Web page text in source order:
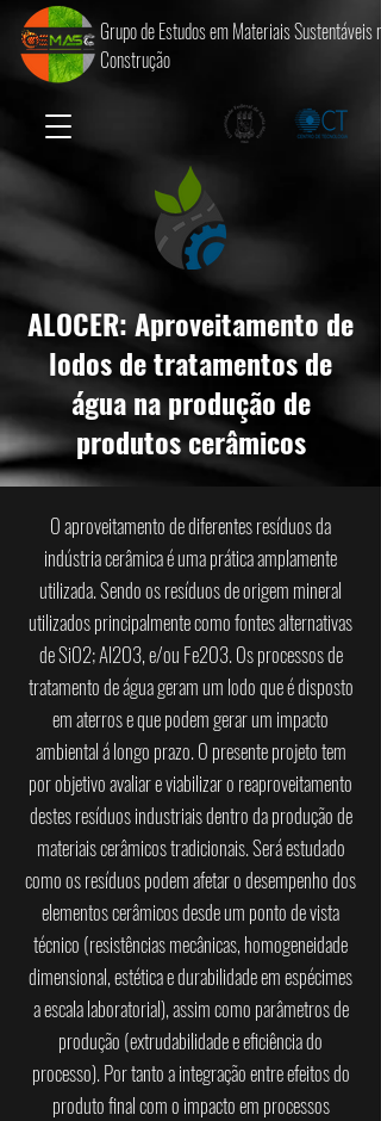
Grupo de Estudos em Materiais Sustentáveis na
Construção
ALOCER: Aproveitamento de
lodos de tratamentos de
água na produção de
produtos cerâmicos
O aproveitamento de diferentes resíduos da
indústria cerâmica é uma prática amplamente
utilizada. Sendo os resíduos de origem mineral
utilizados principalmente como fontes alternativas
de SiO2; Al2O3, e/ou Fe2O3. Os processos de
tratamento de água geram um lodo que é disposto
em aterros e que podem gerar um impacto
ambiental á longo prazo. O presente projeto tem
por objetivo avaliar e viabilizar o reaproveitamento
destes resíduos industriais dentro da produção de
materiais cerâmicos tradicionais. Será estudado
como os resíduos podem afetar o desempenho dos
elementos cerâmicos desde um ponto de vista
técnico (resistências mecânicas, homogeneidade
dimensional, estética e durabilidade em espécimes
a escala laboratorial), assim como parâmetros de
produção (extrudabilidade e eficiência do
processo). Por tanto a integração entre efeitos do
produto final com o impacto em processos